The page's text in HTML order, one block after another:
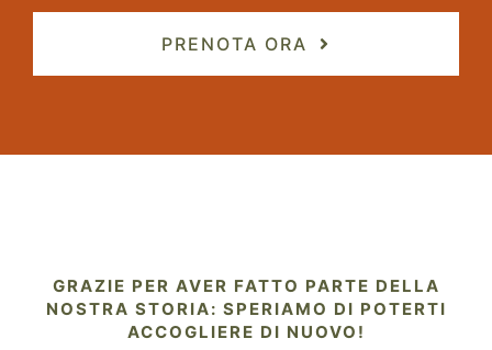
PRENOTA ORA
GRAZIE PER AVER FATTO PARTE DELLA
NOSTRA STORIA: SPERIAMO DI POTERTI
ACCOGLIERE DI NUOVO!